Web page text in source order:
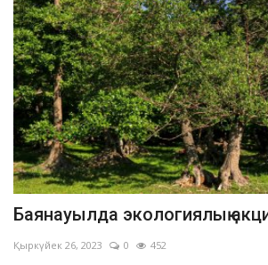
Баянауылда экологиялық
Қыркүйек 26, 2023 0 452